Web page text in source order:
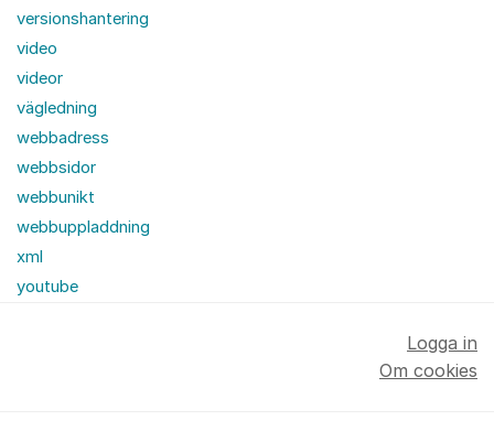
versionshantering
video
videor
vägledning
webbadress
webbsidor
webbunikt
webbuppladdning
xml
youtube
Logga in
Om cookies